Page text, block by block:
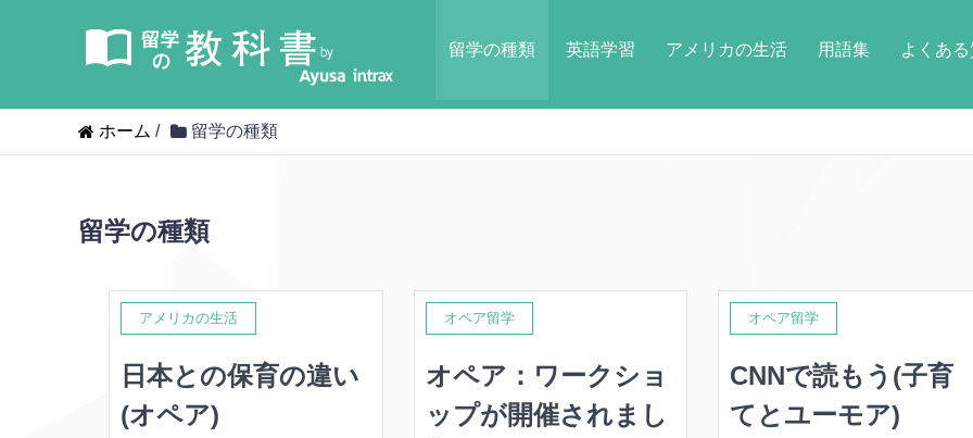
留学の種類 英語学習 アメリカの生活 用語集 よくある
ホーム / 留学の種類
留学の種類
アメリカの生活
日本との保育の違い
(オペア)
オペア留学
オペア：ワークショ
ップが開催されまし
オペア留学
CNNで読もう(子育
てとユーモア)